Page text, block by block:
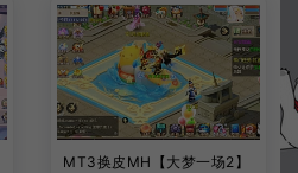
MT3换皮MH【大梦一场2】